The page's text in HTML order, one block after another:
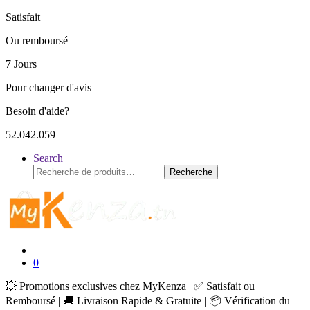
Satisfait
Ou remboursé
7 Jours
Pour changer d'avis
Besoin d'aide?
52.042.059
Search
Recherche
pour :
Recherche
0
💥 Promotions exclusives chez MyKenza | ✅ Satisfait ou
Remboursé | 🚚 Livraison Rapide & Gratuite | 📦 Vérification du